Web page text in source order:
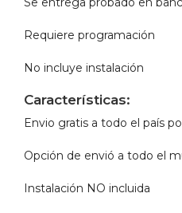
Requiere programación
No incluye instalación
Características:
Envio gratis a todo el país
Opción de envió a todo el
Instalación NO incluida